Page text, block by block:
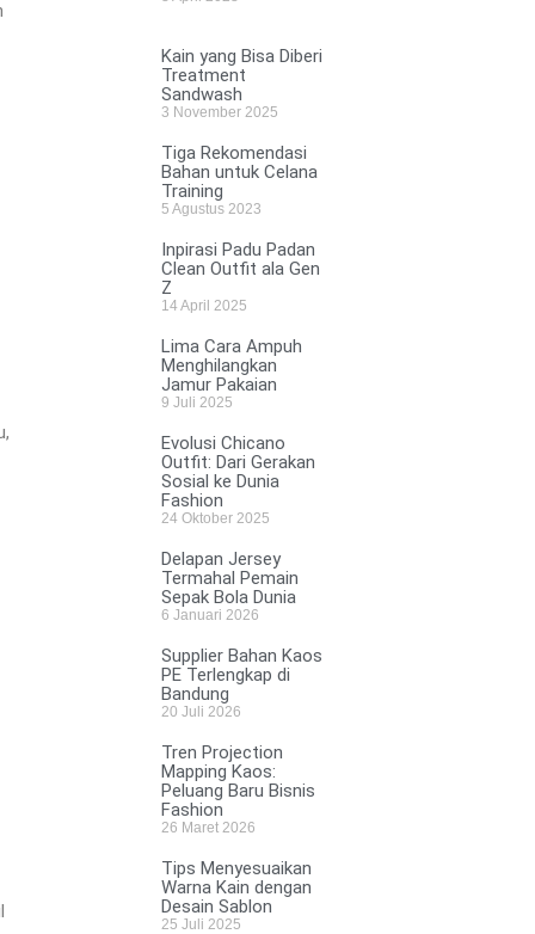
Kain yang Bisa Diberi
Treatment
Sandwash
3 November 2025
Tiga Rekomendasi
Bahan untuk Celana
Training
5 Agustus 2023
Inpirasi Padu Padan
Clean Outfit ala Gen
Z
14 April 2025
Lima Cara Ampuh
Menghilangkan
Jamur Pakaian
9 Juli 2025
Evolusi Chicano
Outfit: Dari Gerakan
Sosial ke Dunia
Fashion
24 Oktober 2025
Delapan Jersey
Termahal Pemain
Sepak Bola Dunia
6 Januari 2026
Supplier Bahan Kaos
PE Terlengkap di
Bandung
20 Juli 2026
Tren Projection
Mapping Kaos:
Peluang Baru Bisnis
Fashion
26 Maret 2026
Tips Menyesuaikan
Warna Kain dengan
Desain Sablon
25 Juli 2025